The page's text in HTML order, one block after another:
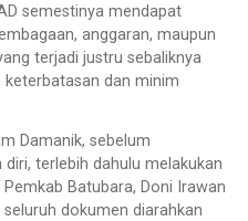
semestinya mendapat
anggaran, maupun
terjadi justru sebaliknya
keterbatasan dan minim
Damanik, sebelum
terlebih dahulu melakukan
Batubara, Doni Irawan
dokumen diarahkan